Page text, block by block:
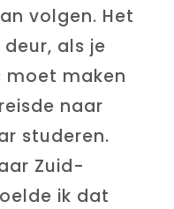
volgen. Het
als je
moet maken
naar
studeren.
Zuid-
ik dat